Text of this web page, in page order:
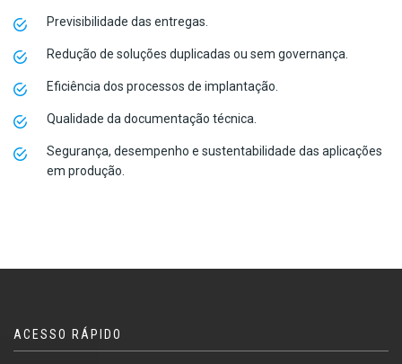
Previsibilidade das entregas.
Redução de soluções duplicadas ou sem governança.
Eficiência dos processos de implantação.
Qualidade da documentação técnica.
Segurança, desempenho e sustentabilidade das aplicações
em produção.
ACESSO RÁPIDO